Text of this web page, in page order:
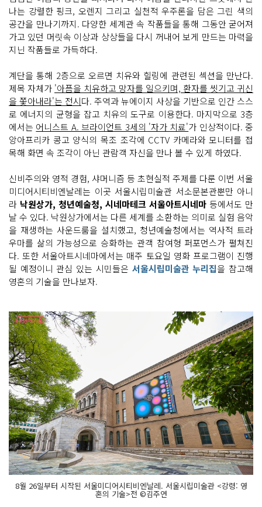
나는 강렬한 핑크, 오렌지 그리고 실천적 우주론을 담은 그린 색의
공간을 만나기까지. 다양한 세계관 속 작품들을 통해 그동안 굳어져
가고 있던 머릿속 이상과 상상들을 다시 꺼내어 보게 만드는 마력을
지닌 작품들로 가득하다.
계단을 통해 2층으로 오르면 치유와 힐링에 관련된 섹션을 만난다.
제목 자체가 '아픔을 치유하고 망자를 일으키며, 환자를 씻기고 귀신
을 쫓아내라'는 전시다. 주역과 뉴에이지 사상을 기반으로 인간 스스
로 에너지의 균형을 잡고 치유의 도구로 이용한다. 마지막으로 3층
에서는 어니스트 A. 브라이언트 3세의 '자가 치료'가 인상적이다. 중
앙아프리카 콩고 양식의 목조 조각에 CCTV 카메라와 모니터를 접
목해 화면 속 조각이 아닌 관람객 자신을 만나 볼 수 있게 하였다.
신비주의와 영적 경험, 샤머니즘 등 초현실적 주제를 다룬 이번 서울
미디어시티비엔날레는 이곳 서울시립미술관 서소문본관뿐만 아니
라 낙원상가, 청년예술청, 시네마테크 서울아트시네마 등에서도 만
날 수 있다. 낙원상가에서는 다른 세계를 소환하는 의미로 실험 음악
을 재생하는 사운드룸을 설치했고, 청년예술청에서는 역사적 트라
우마를 삶의 가능성으로 승화하는 관객 참여형 퍼포먼스가 펼쳐진
다. 또한 서울아트시네마에서는 매주 토요일 영화 프로그램이 진행
될 예정이니 관심 있는 시민들은 서울시립미술관 누리집을 참고해
영혼의 기술을 만나보자.
8월 26일부터 시작된 서울미디어시티비엔날레. 서울시립미술관 <강령: 영
혼의 기술>전 ©김주연